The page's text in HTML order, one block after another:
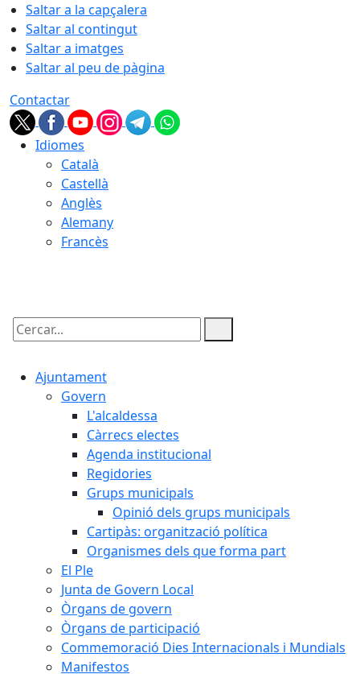
Saltar a la capçalera
Saltar al contingut
Saltar a imatges
Saltar al peu de pàgina
Contactar
Idiomes
Català
Castellà
Anglès
Alemany
Francès
Cercar:
Ajuntament
Govern
L'alcaldessa
Càrrecs electes
Agenda institucional
Regidories
Grups municipals
Opinió dels grups municipals
Cartipàs: organització política
Organismes dels que forma part
El Ple
Junta de Govern Local
Òrgans de govern
Òrgans de participació
Commemoració Dies Internacionals i Mundials
Manifestos